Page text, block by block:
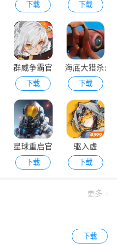
之路手游下
载安装
下载 下载
群威争霸官
网最新版
下载
海底大猎杀:
亚特兰蒂斯
下载
星球重启官
方下载安装
下载
驱入虚
空-2.1版本
下载
更多
下载